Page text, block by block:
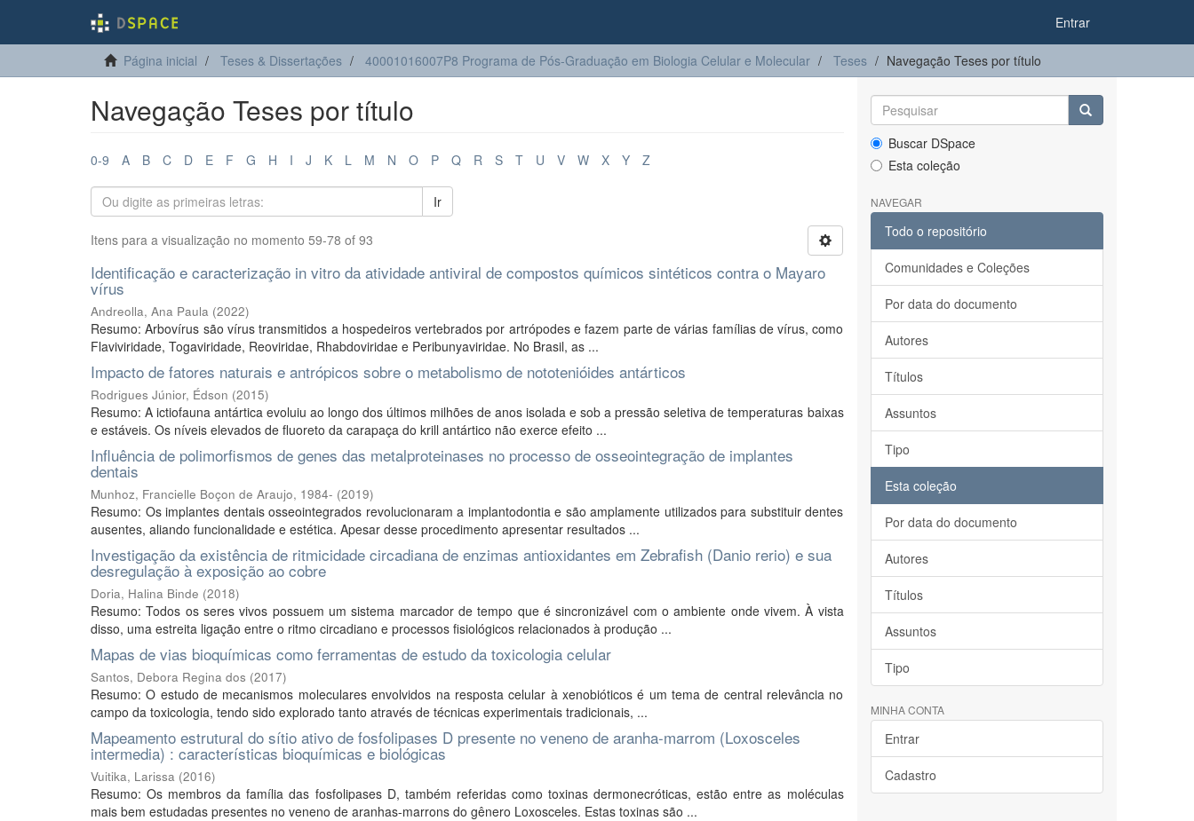
Entrar
Página inicial Teses & Dissertações 40001016007P8 Programa de Pós-Graduação em Biologia Celular e Molecular Teses Navegação Teses por título
Navegação Teses por título
0-9 A B C D E F G H I J K L M N O P Q R S T U V W X Y Z
Ir
Itens para a visualização no momento 59-78 of 93
Identificação e caracterização in vitro da atividade antiviral de compostos químicos sintéticos contra o Mayaro
vírus
Andreolla, Ana Paula (2022)
Resumo: Arbovírus são vírus transmitidos a hospedeiros vertebrados por artrópodes e fazem parte de várias famílias de vírus, como
Flaviviridade, Togaviridade, Reoviridae, Rhabdoviridae e Peribunyaviridae. No Brasil, as ...
Impacto de fatores naturais e antrópicos sobre o metabolismo de nototenióides antárticos
Rodrigues Júnior, Édson (2015)
Resumo: A ictiofauna antártica evoluiu ao longo dos últimos milhões de anos isolada e sob a pressão seletiva de temperaturas baixas
e estáveis. Os níveis elevados de fluoreto da carapaça do krill antártico não exerce efeito ...
Influência de polimorfismos de genes das metalproteinases no processo de osseointegração de implantes
dentais
Munhoz, Francielle Boçon de Araujo, 1984- (2019)
Resumo: Os implantes dentais osseointegrados revolucionaram a implantodontia e são amplamente utilizados para substituir dentes
ausentes, aliando funcionalidade e estética. Apesar desse procedimento apresentar resultados ...
Investigação da existência de ritmicidade circadiana de enzimas antioxidantes em Zebrafish (Danio rerio) e sua
desregulação à exposição ao cobre
Doria, Halina Binde (2018)
Resumo: Todos os seres vivos possuem um sistema marcador de tempo que é sincronizável com o ambiente onde vivem. À vista
disso, uma estreita ligação entre o ritmo circadiano e processos fisiológicos relacionados à produção ...
Mapas de vias bioquímicas como ferramentas de estudo da toxicologia celular
Santos, Debora Regina dos (2017)
Resumo: O estudo de mecanismos moleculares envolvidos na resposta celular à xenobióticos é um tema de central relevância no
campo da toxicologia, tendo sido explorado tanto através de técnicas experimentais tradicionais, ...
Mapeamento estrutural do sítio ativo de fosfolipases D presente no veneno de aranha-marrom (Loxosceles
intermedia) : características bioquímicas e biológicas
Vuitika, Larissa (2016)
Resumo: Os membros da família das fosfolipases D, também referidas como toxinas dermonecróticas, estão entre as moléculas
mais bem estudadas presentes no veneno de aranhas-marrons do gênero Loxosceles. Estas toxinas são ...
Buscar DSpace
Esta coleção
NAVEGAR
Todo o repositório
Comunidades e Coleções
Por data do documento
Autores
Títulos
Assuntos
Tipo
Esta coleção
Por data do documento
Autores
Títulos
Assuntos
Tipo
MINHA CONTA
Entrar
Cadastro